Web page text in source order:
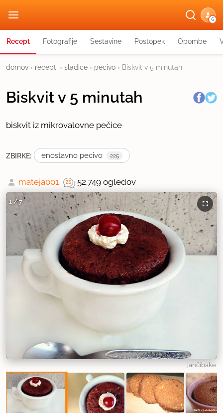
G
Recept Fotografije Sestavine Postopek Opombe
domov › recepti › sladice › pecivo › Biskvit v 5 minutah
Biskvit v 5 minutah
biskvit iz mikrovalovne pečice
ZBIRKE: enostavno pecivo 225
mateja001 52.749 ogledov
1 /7
jančibake